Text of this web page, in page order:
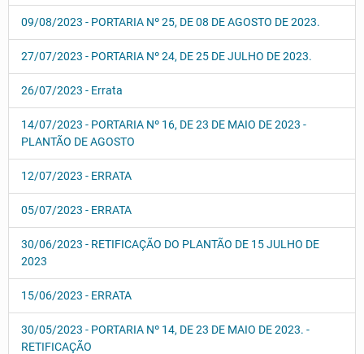
09/08/2023 - PORTARIA Nº 25, DE 08 DE AGOSTO DE 2023.
27/07/2023 - PORTARIA Nº 24, DE 25 DE JULHO DE 2023.
26/07/2023 - Errata
14/07/2023 - PORTARIA Nº 16, DE 23 DE MAIO DE 2023 -
PLANTÃO DE AGOSTO
12/07/2023 - ERRATA
05/07/2023 - ERRATA
30/06/2023 - RETIFICAÇÃO DO PLANTÃO DE 15 JULHO DE
2023
15/06/2023 - ERRATA
30/05/2023 - PORTARIA Nº 14, DE 23 DE MAIO DE 2023. -
RETIFICAÇÃO